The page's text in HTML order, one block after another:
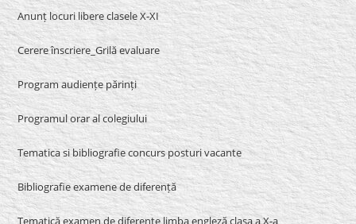
Anunț locuri libere clasele X-XI
Cerere înscriere_Grilă evaluare
Program audiențe părinți
Programul orar al colegiului
Tematica si bibliografie concurs posturi vacante
Bibliografie examene de diferență